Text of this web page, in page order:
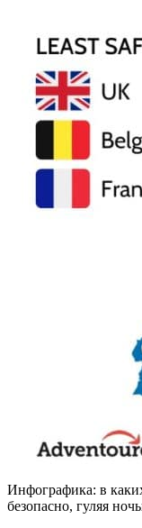
Инфографика: в
безопасно, гуляя